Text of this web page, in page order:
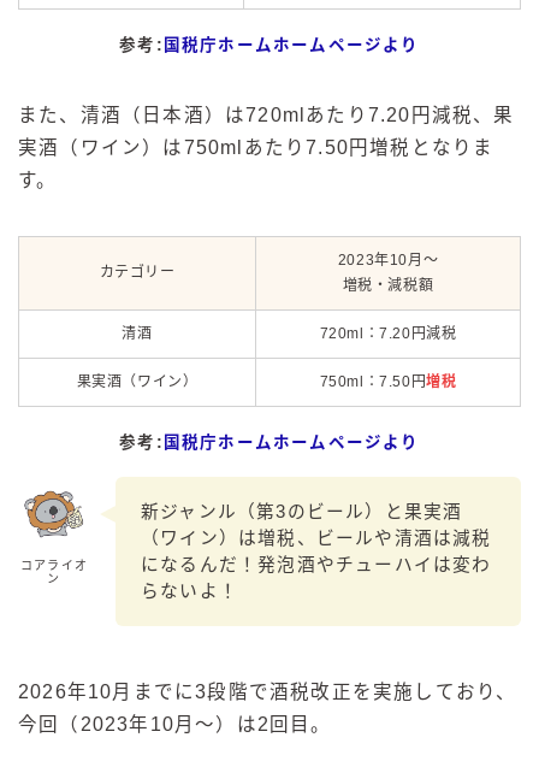
参考: 国税庁ホームホームページより
また、清酒（日本酒）は720mlあたり7.20円減税、果
実酒（ワイン）は750mlあたり7.50円増税となりま
す。
カテゴリー
2023年10月～
増税・減税額
清酒 720ml：7.20円減税
果実酒（ワイン） 750ml：7.50円増税
参考: 国税庁ホームホームページより
コアライオ
ン
新ジャンル（第3のビール）と果実酒
（ワイン）は増税、ビールや清酒は減税
になるんだ！発泡酒やチューハイは変わ
らないよ！
2026年10月までに3段階で酒税改正を実施しており、
今回（2023年10月～）は2回目。